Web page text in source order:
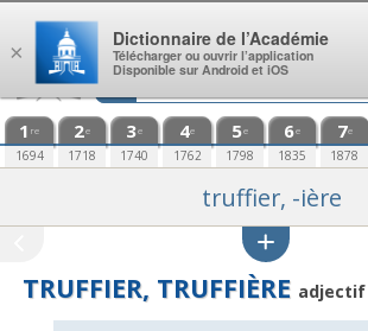
Aller au contenu
1 re
1694
2e
1718
3e
1740
4e
1762
5e
1798
6e
1835
7e
1878
truffier, -ière
TRUFFIER, TRUFFIÈRE adjectif
×
Dictionnaire de l’Académie
Télécharger ou ouvrir l’application
Disponible sur Android et iOS